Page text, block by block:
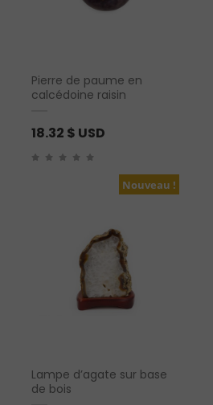
Pierre de paume en
calcédoine raisin
18.32 $ USD
Nouveau !
Lampe d’agate sur base
de bois